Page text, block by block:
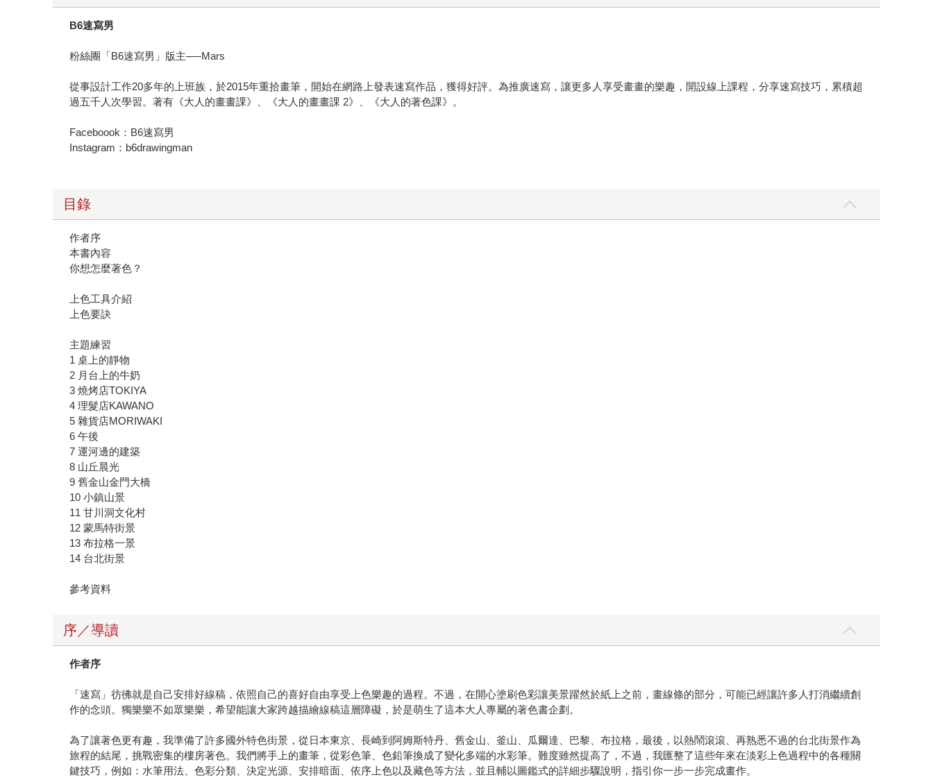
B6速寫男
粉絲團「B6速寫男」版主──Mars
從事設計工作20多年的上班族，於2015年重拾畫筆，開始在網路上發表速寫作品，獲得好評。為推廣速寫，讓更多人享受畫畫的樂趣，開設線上課程，分享速寫技巧，累積超
過五千人次學習。著有《大人的畫畫課》、《大人的畫畫課 2》、《大人的著色課》。
Faceboook：B6速寫男
Instagram：b6drawingman
目錄
作者序
本書內容
你想怎麼著色？
上色工具介紹
上色要訣
主題練習
1 桌上的靜物
2 月台上的牛奶
3 燒烤店TOKIYA
4 理髮店KAWANO
5 雜貨店MORIWAKI
6 午後
7 運河邊的建築
8 山丘晨光
9 舊金山金門大橋
10 小鎮山景
11 甘川洞文化村
12 蒙馬特街景
13 布拉格一景
14 台北街景
參考資料
序／導讀
作者序
「速寫」彷彿就是自己安排好線稿，依照自己的喜好自由享受上色樂趣的過程。不過，在開心塗刷色彩讓美景躍然於紙上之前，畫線條的部分，可能已經讓許多人打消繼續創
作的念頭。獨樂樂不如眾樂樂，希望能讓大家跨越描繪線稿這層障礙，於是萌生了這本大人專屬的著色書企劃。
為了讓著色更有趣，我準備了許多國外特色街景，從日本東京、長崎到阿姆斯特丹、舊金山、釜山、瓜爾達、巴黎、布拉格，最後，以熱鬧滾滾、再熟悉不過的台北街景作為
旅程的結尾，挑戰密集的樓房著色。我們將手上的畫筆，從彩色筆、色鉛筆換成了變化多端的水彩筆。難度雖然提高了，不過，我匯整了這些年來在淡彩上色過程中的各種關
鍵技巧，例如：水筆用法、色彩分類、決定光源、安排暗面、依序上色以及藏色等方法，並且輔以圖鑑式的詳細步驟說明，指引你一步一步完成畫作。